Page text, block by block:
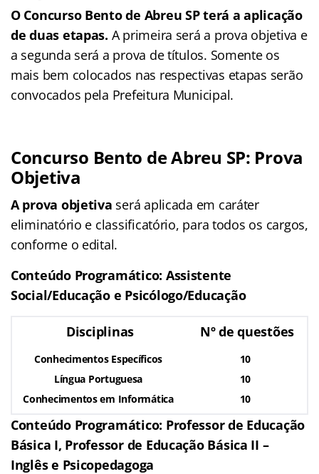
O Concurso Bento de Abreu SP terá a aplicação
de duas etapas. A primeira será a prova objetiva e
a segunda será a prova de títulos. Somente os
mais bem colocados nas respectivas etapas serão
convocados pela Prefeitura Municipal.
Concurso Bento de Abreu SP: Prova
Objetiva
A prova objetiva será aplicada em caráter
eliminatório e classificatório, para todos os cargos,
conforme o edital.
Conteúdo Programático: Assistente
Social/Educação e Psicólogo/Educação
Disciplinas Nº de questões
Conhecimentos Específicos
Língua Portuguesa
Conhecimentos em Informática
10
10
10
Conteúdo Programático: Professor de Educação
Básica I, Professor de Educação Básica II –
Inglês e Psicopedagoga